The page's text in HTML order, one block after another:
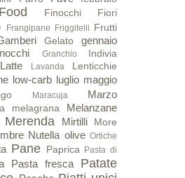
Finocchi Fiori
Frangipane Friggitelli Frutti
Gelato gennaio
Granchio Indivia
Latte Lavanda Lenticchie
low-carb luglio maggio
Maracuja
Marzo
melagrana
Melanzane
Merenda Mirtilli More
Nutella olive Ortiche
Pane Paprica Pasta di
Pasta fresca Patate